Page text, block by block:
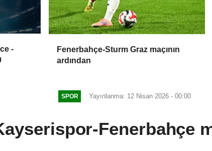
-
Fenerbahçe-Sturm Graz maçının
ardından
SPOR Yayınlanma: 12 Nisan 2026 - 00:00
Fenerbahçe